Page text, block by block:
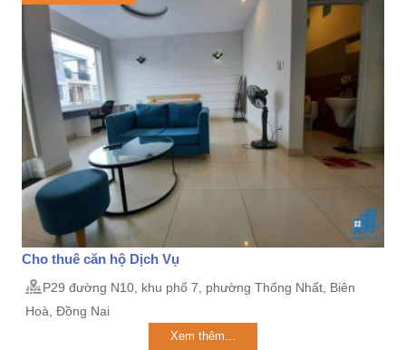
Cho thuê căn hộ Dịch Vụ
P29 đường N10, khu phố 7, phường Thống Nhất, Biên
Hoà, Đồng Nai
Xem thêm...